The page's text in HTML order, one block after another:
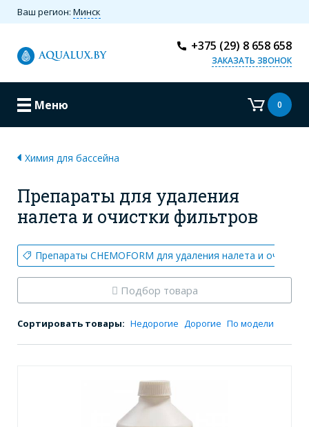
Ваш регион: Минск
+375 (29) 8 658 658
ЗАКАЗАТЬ ЗВОНОК
Меню 0
Химия для бассейна
Препараты для удаления
налета и очистки фильтров
Препараты CHEMOFORM для удаления налета и
Подбор товара
Сортировать товары: Недорогие Дорогие По модели